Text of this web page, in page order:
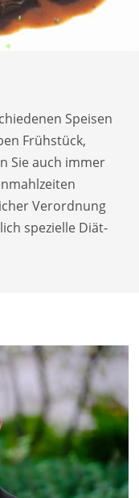
Speisen
Frühstück,
Sie auch immer
Verordnung
spezielle Diät-